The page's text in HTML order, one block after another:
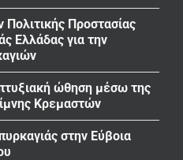
Προστασίας
Ελλάδας για την
ώθηση μέσω της
Κρεμαστών
στην Εύβοια